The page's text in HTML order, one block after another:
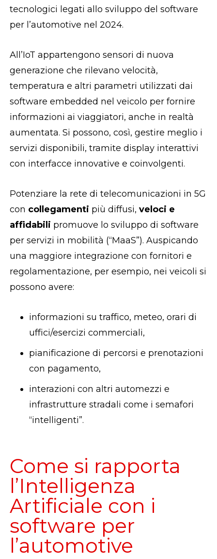
tecnologici legati allo sviluppo del software
per l’automotive nel 2024.
All’IoT appartengono sensori di nuova
generazione che rilevano velocità,
temperatura e altri parametri utilizzati dai
software embedded nel veicolo per fornire
informazioni ai viaggiatori, anche in realtà
aumentata. Si possono, così, gestire meglio i
servizi disponibili, tramite display interattivi
con interfacce innovative e coinvolgenti.
Potenziare la rete di telecomunicazioni in 5G
con collegamenti più diffusi, veloci e
affidabili promuove lo sviluppo di software
per servizi in mobilità (“MaaS”). Auspicando
una maggiore integrazione con fornitori e
regolamentazione, per esempio, nei veicoli si
possono avere:
informazioni su traffico, meteo, orari di
uffici/esercizi commerciali,
pianificazione di percorsi e prenotazioni
con pagamento,
interazioni con altri automezzi e
infrastrutture stradali come i semafori
“intelligenti”.
Come si rapporta
l’Intelligenza
Artificiale con i
software per
l’automotive